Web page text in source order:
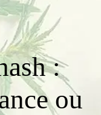
:
ou